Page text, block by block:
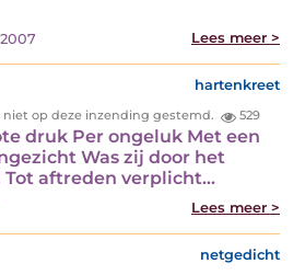
Lees meer >
hartenkreet
niet op deze inzending gestemd. 529
druk Per ongeluk Met een
Was zij door het
Tot aftreden verplicht…
Lees meer >
netgedicht